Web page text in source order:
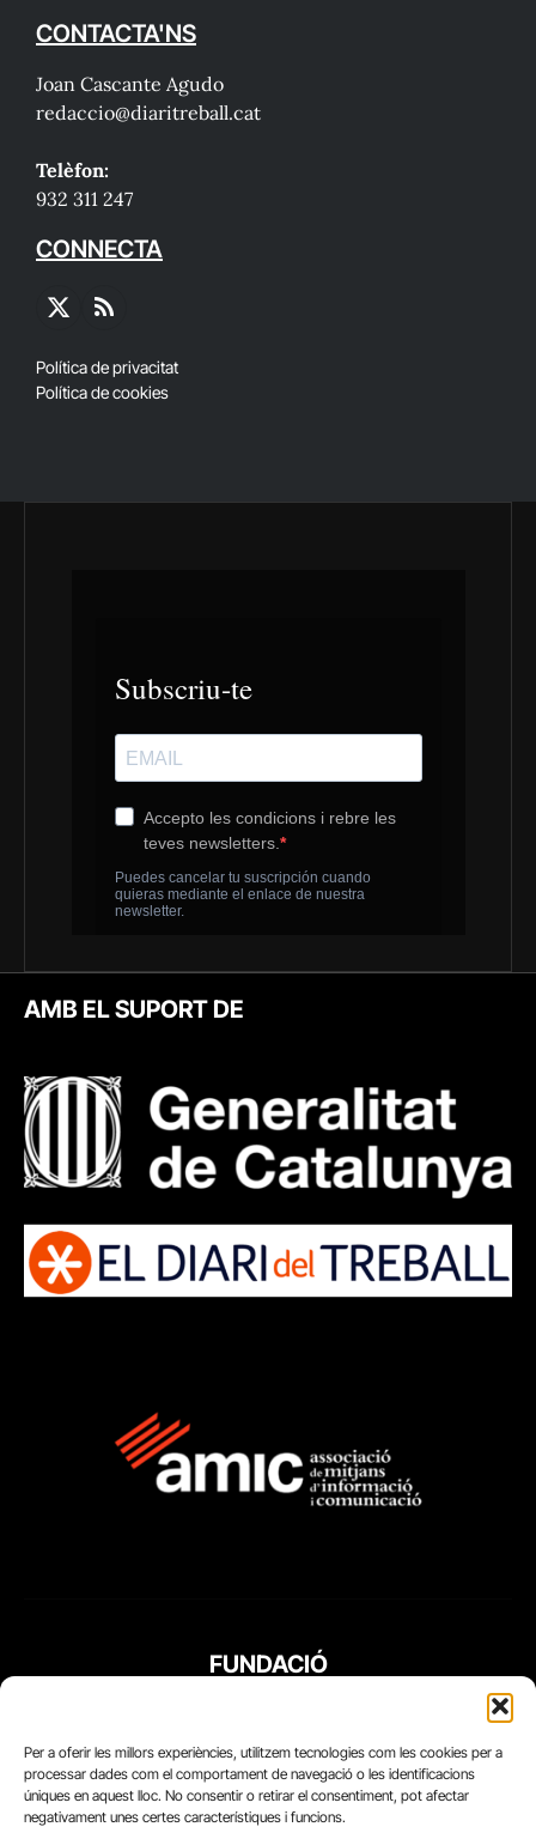
Per a oferir les millors experiències, utilitzem tecnologies com les cookies per a
processar dades com el comportament de navegació o les identificacions
úniques en aquest lloc. No consentir o retirar el consentiment, pot afectar
negativament unes certes característiques i funcions.
CONTACTA'NS
Joan Cascante Agudo
redaccio@diaritreball.cat
Telèfon:
932 311 247
CONNECTA
X
RSS
Política de privacitat
Política de cookies
AMB EL SUPORT DE
FUNDACIÓ